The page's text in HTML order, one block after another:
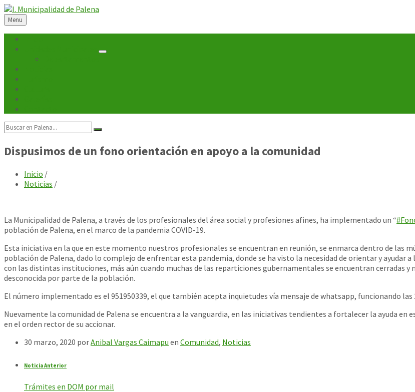
Skip
to
content
Skip
to
left
sidebar
Skip
to
right
sidebar
Skip
to
footer
Menu
Search:
Dispusimos de un fono orientación en apoyo a la comunidad
Inicio /
Noticias /
La Municipalidad de Palena, a través de los profesionales del área social y profesiones afines, ha implementado un “#
población de Palena, en el marco de la pandemia COVID-19.
Esta iniciativa en la que en este momento nuestros profesionales se encuentran en reunión, se enmarca dentro de las
población de Palena, dado lo complejo de enfrentar esta pandemia, donde se ha visto la necesidad de orientar y
con las distintas instituciones, más aún cuando muchas de las reparticiones gubernamentales se encuentran cerradas
desconocida por parte de la población.
El número implementado es el 951950339, el que también acepta inquietudes vía mensaje de whatsapp, funcionando las
Nuevamente la comunidad de Palena se encuentra a la vanguardia, en las iniciativas tendientes a fortalecer la ayuda
en el orden rector de su accionar.
30 marzo, 2020 porAnibal Vargas Caimapu en Comunidad, Noticias
Noticia Anterior
Trámites en DOM por mail